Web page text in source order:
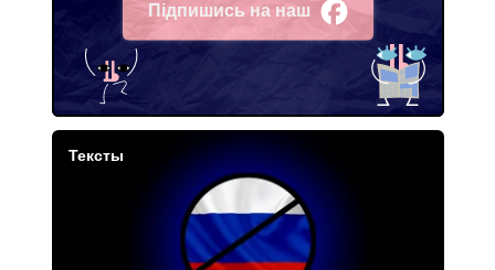
Підпишись на наш
Facebook
Тексты